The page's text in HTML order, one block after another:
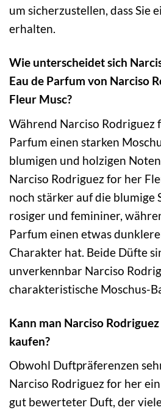
um sicherzustellen, dass Sie
erhalten.
Wie unterscheidet sich
Eau de Parfum von Narciso
Fleur Musc?
Während Narciso Rodriguez
Parfum einen starken
blumigen und holzigen
Narciso Rodriguez for her
noch stärker auf die blumige
rosiger und femininer,
Parfum einen etwas
Charakter hat. Beide Düfte
unverkennbar Narciso
charakteristische Moschus-
Kann man Narciso
kaufen?
Obwohl Duftpräferenzen
Narciso Rodriguez for her
gut bewerteter Duft, der